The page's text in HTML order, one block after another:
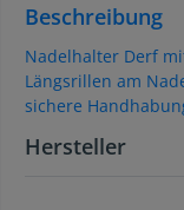
Beschreibung
Nadelhalter Derf
Längsrillen am
sichere
Hersteller